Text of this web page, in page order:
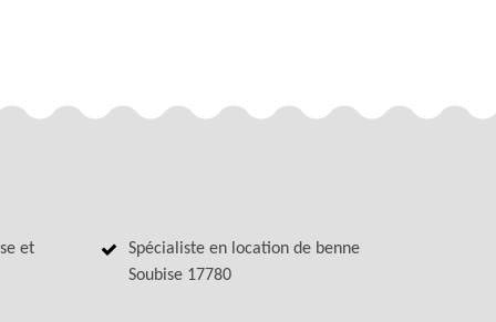
et
Spécialiste en location de benne
Soubise 17780